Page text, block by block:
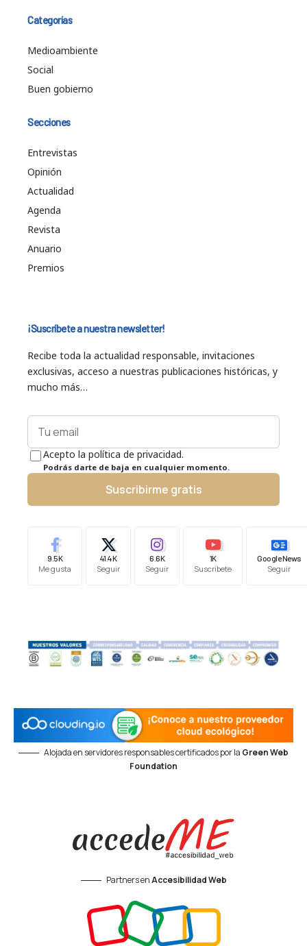
Categorías
Medioambiente
Social
Buen gobierno
Secciones
Entrevistas
Opinión
Actualidad
Agenda
Revista
Anuario
Premios
¡Suscríbete a nuestra newsletter!
Recibe toda la actualidad responsable, invitaciones
exclusivas, acceso a nuestras publicaciones históricas, y
mucho más…
Acepto la política de privacidad.
Podrás darte de baja en cualquier momento.
Suscribirme gratis
9.5K
Me gusta
41.4K
Seguir
6.6K
Seguir
1K
Suscríbete
Google News
Seguir
Alojada en servidores responsables certificados por la Green Web
Foundation
Partners enAccesibilidad Web